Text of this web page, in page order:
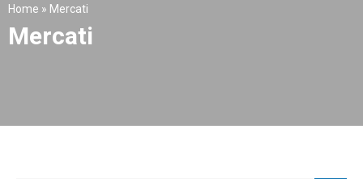
Home » Mercati
Mercati